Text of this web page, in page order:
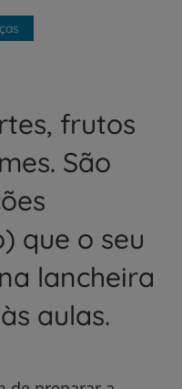
frutos
São
que o seu
lancheira
aulas.